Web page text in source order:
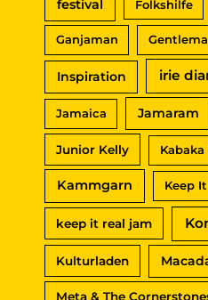
festival Folkshilfe
Ganjaman
Inspiration irie
Jamaica Jamaram
Junior Kelly
Kammgarn Keep
keep it real jam
Kulturladen
Meta & The